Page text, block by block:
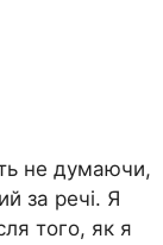
не думаючи,
за речі. Я
того, як я